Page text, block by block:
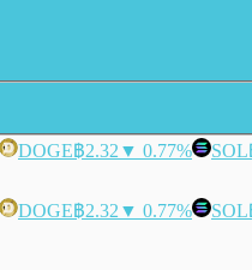
DOGE฿2.32 ▼ 0.77% SOL
DOGE฿2.32 ▼ 0.77% SOL